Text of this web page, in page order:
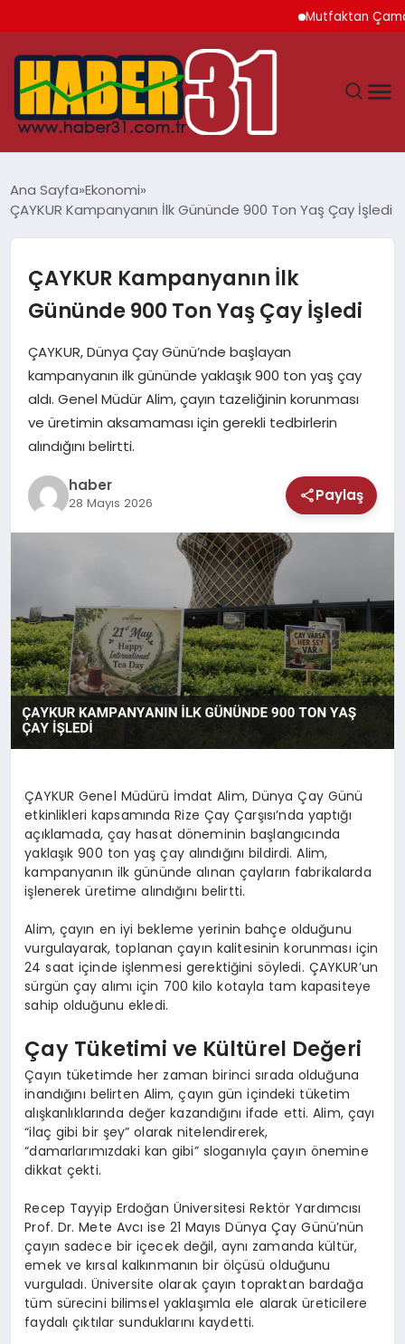
Mutfaktan Çamaşır
YAŞAM
EKONOMI
GÜNDEM
MAGAZIN
SAĞLIK
TEKNOLOJI
Ana Sayfa Ekonomi
ÇAYKUR Kampanyanın İlk Gününde 900 Ton Yaş Çay İşledi
ÇAYKUR Kampanyanın İlk
Gününde 900 Ton Yaş Çay İşledi
ÇAYKUR, Dünya Çay Günü’nde başlayan
kampanyanın ilk gününde yaklaşık 900 ton yaş çay
aldı. Genel Müdür Alim, çayın tazeliğinin korunması
ve üretimin aksamaması için gerekli tedbirlerin
alındığını belirtti.
haber
28 Mayıs 2026 Paylaş
ÇAYKUR Genel Müdürü İmdat Alim, Dünya Çay Günü
etkinlikleri kapsamında Rize Çay Çarşısı’nda yaptığı
açıklamada, çay hasat döneminin başlangıcında
yaklaşık 900 ton yaş çay alındığını bildirdi. Alim,
kampanyanın ilk gününde alınan çayların fabrikalarda
işlenerek üretime alındığını belirtti.
Alim, çayın en iyi bekleme yerinin bahçe olduğunu
vurgulayarak, toplanan çayın kalitesinin korunması için
24 saat içinde işlenmesi gerektiğini söyledi. ÇAYKUR’un
sürgün çay alımı için 700 kilo kotayla tam kapasiteye
sahip olduğunu ekledi.
Çay Tüketimi ve Kültürel Değeri
Çayın tüketimde her zaman birinci sırada olduğuna
inandığını belirten Alim, çayın gün içindeki tüketim
alışkanlıklarında değer kazandığını ifade etti. Alim, çayı
“ilaç gibi bir şey” olarak nitelendirerek,
“damarlarımızdaki kan gibi” sloganıyla çayın önemine
dikkat çekti.
Recep Tayyip Erdoğan Üniversitesi Rektör Yardımcısı
Prof. Dr. Mete Avcı ise 21 Mayıs Dünya Çay Günü’nün
çayın sadece bir içecek değil, aynı zamanda kültür,
emek ve kırsal kalkınmanın bir ölçüsü olduğunu
vurguladı. Üniversite olarak çayın topraktan bardağa
tüm sürecini bilimsel yaklaşımla ele alarak üreticilere
faydalı çıktılar sunduklarını kaydetti.